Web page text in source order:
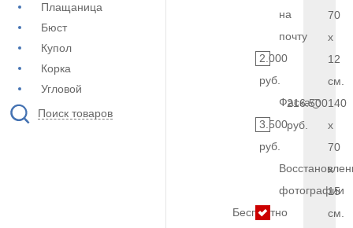
Плащаница
Бюст
Купол
Корка
Угловой
Поиск товаров
на
почту
2.000
руб.
Фаска
3.500
руб.
фотографии
Бесплатно
70
x
12
см.
216.500
руб.
140
x
70
x
15
см.